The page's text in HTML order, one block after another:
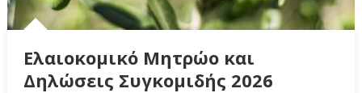
Ελαιοκομικό Μητρώο και
Δηλώσεις Συγκομιδής 2026